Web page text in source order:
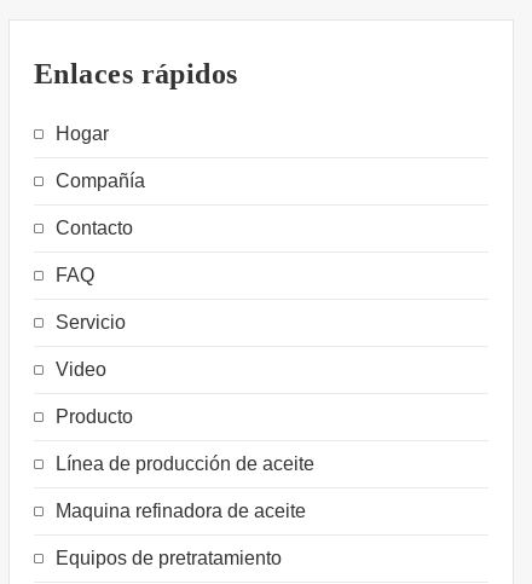
Enlaces rápidos
Hogar
Compañía
Contacto
FAQ
Servicio
Video
Producto
Línea de producción de aceite
Maquina refinadora de aceite
Equipos de pretratamiento